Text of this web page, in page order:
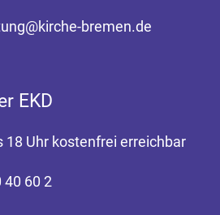
bremen.de
EKD
18 Uhr kostenfrei erreichbar
40 60 2